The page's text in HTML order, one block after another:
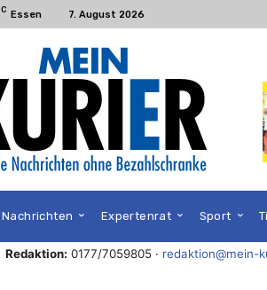
C Essen 7. August 2026
Nachrichten Expertenrat Sport
Redaktion: 0177/7059805 · redaktion@mein-